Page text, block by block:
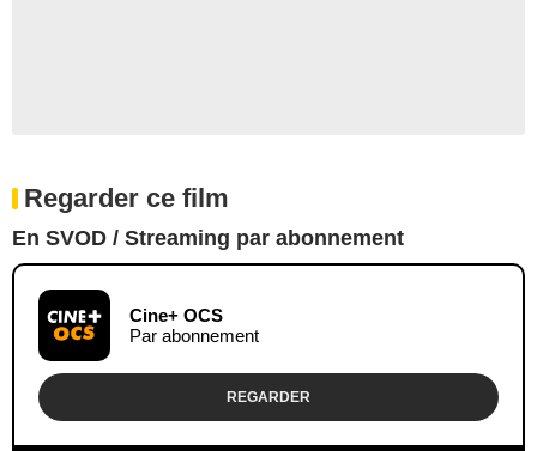
Regarder ce film
En SVOD / Streaming par abonnement
Cine+ OCS
Par abonnement
REGARDER